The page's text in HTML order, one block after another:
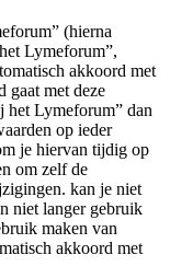
(hierna
Lymeforum”,
akkoord met
gaat met deze
het Lymeforum” dan
op ieder
je hiervan tijdig op
om zelf de
kan je niet
niet langer gebruik
maken van
akkoord met